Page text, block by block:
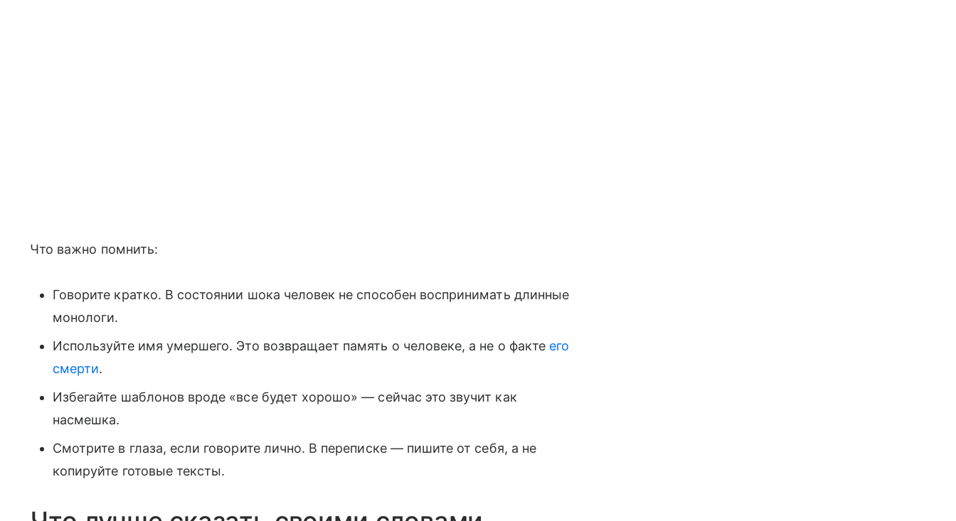
Что важно помнить:
Говорите кратко. В состоянии шока человек не способен воспринимать длинные
монологи.
Используйте имя умершего. Это возвращает память о человеке, а не о факте его
смерти.
Избегайте шаблонов вроде «все будет хорошо» — сейчас это звучит как
насмешка.
Смотрите в глаза, если говорите лично. В переписке — пишите от себя, а не
копируйте готовые тексты.